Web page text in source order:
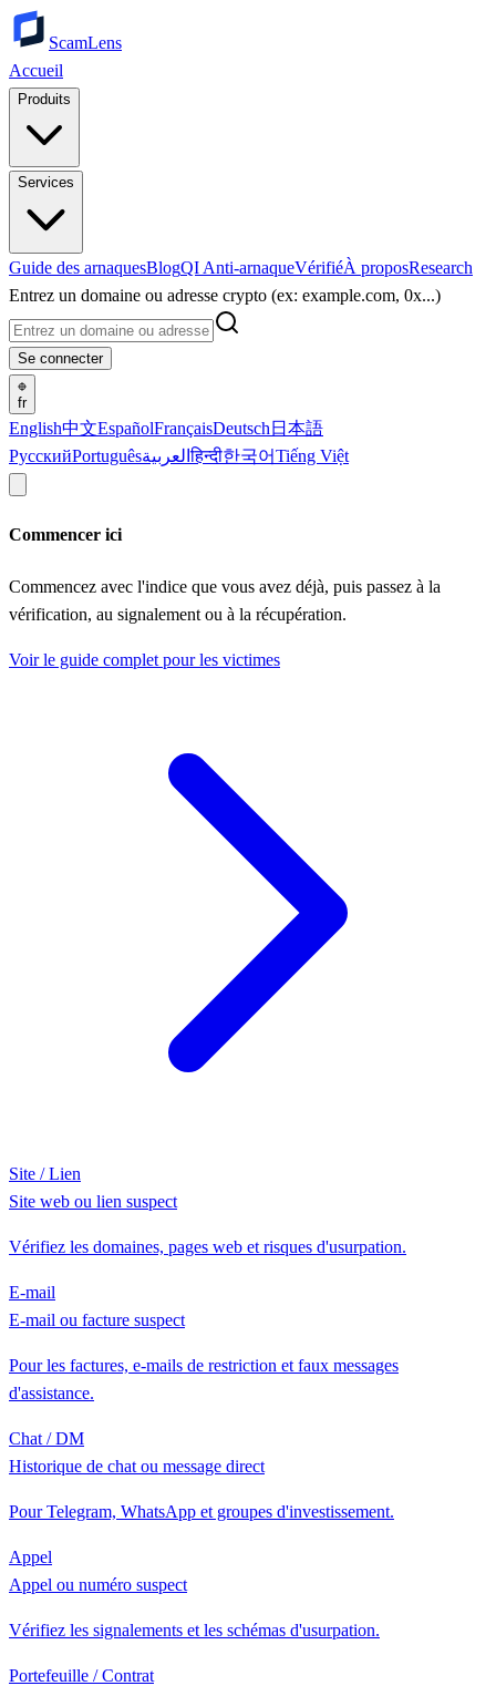
ScamLens
Accueil
Produits
Services
Guide des arnaquesBlogQI Anti-arnaqueVérifiéÀ proposResearch
Entrez un domaine ou adresse crypto (ex: example.com, 0x...)
Se connecter
fr
English中文EspañolFrançaisDeutsch 日本語
РусскийPortuguêsالعربيةहिन्दी한국어Tiếng Việt
Commencer ici
Commencez avec l'indice que vous avez déjà, puis passez à la
vérification, au signalement ou à la récupération.
Voir le guide complet pour les victimes
Site / Lien
Site web ou lien suspect
Vérifiez les domaines, pages web et risques d'usurpation.
E-mail
E-mail ou facture suspect
Pour les factures, e-mails de restriction et faux messages
d'assistance.
Chat / DM
Historique de chat ou message direct
Pour Telegram, WhatsApp et groupes d'investissement.
Appel
Appel ou numéro suspect
Vérifiez les signalements et les schémas d'usurpation.
Portefeuille / Contrat